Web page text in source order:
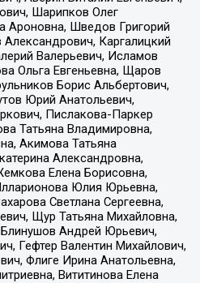
Шарипков Олег
Ароновна, Шведов Григорий
Каргалицкий
Валерьевич, Исламов
Ольга Евгеньевна, Щаров
Борис Альбертович,
Юрий Анатольевич,
Пислакова-Паркер
Татьяна Владимировна,
Акимова Татьяна
Александровна,
Елена Борисовна,
Юлия Юрьевна,
Светлана Сергеевна,
Щур Татьяна Михайловна,
Андрей Юрьевич,
Гефтер Валентин Михайлович,
Флиге Ирина Анатольевна,
Вититинова Елена